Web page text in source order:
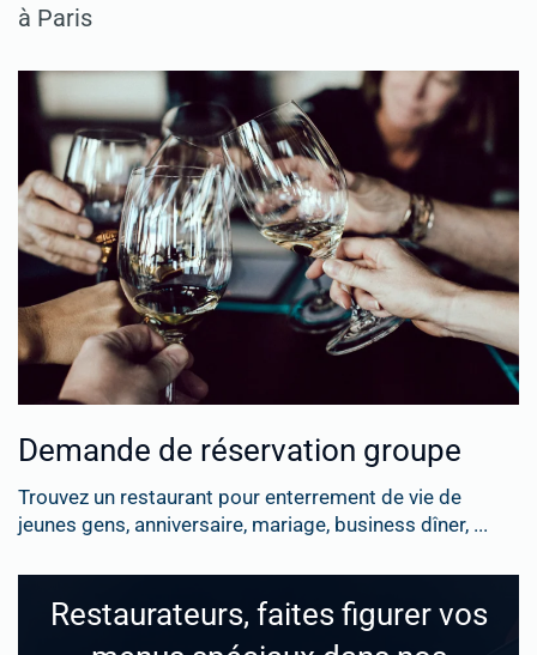
à Paris
Demande de réservation groupe
Trouvez un restaurant pour enterrement de vie de
jeunes gens, anniversaire, mariage, business dîner, ...
Restaurateurs, faites figurer vos